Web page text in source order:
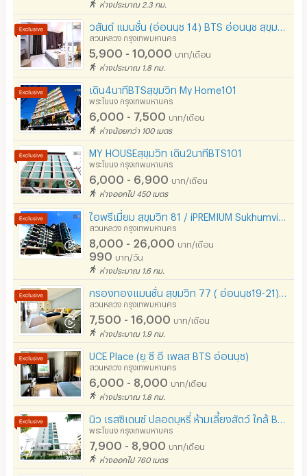
ห่างประมาณ 2.3 กม.
สวนหลวง กรุงเทพมหานคร
5,900 - 10,000 บาท/เดือน
ห่างประมาณ 1.8 กม.
เดิน4นาทีBTSสุขุมวิท My Home101
พระโขนง กรุงเทพมหานคร
6,000 - 7,500 บาท/เดือน
ห่างน้อยกว่า 100 เมตร
MY HOUSEสุขุมวิท เดิน2นาทีBTS101
พระโขนง กรุงเทพมหานคร
6,000 - 6,900 บาท/เดือน
ห่างออกไป 450 เมตร
สวนหลวง กรุงเทพมหานคร
8,000 - 26,000 บาท/เดือน
990 บาท/วัน
ห่างประมาณ 1.6 กม.
สวนหลวง กรุงเทพมหานคร
7,500 - 16,000 บาท/เดือน
ห่างประมาณ 1.9 กม.
UCE Place (ยู ซี อี เพลส BTS อ่อนนุช)
สวนหลวง กรุงเทพมหานคร
6,000 - 8,000 บาท/เดือน
ห่างประมาณ 1.8 กม.
พระโขนง กรุงเทพมหานคร
7,900 - 8,900 บาท/เดือน
ห่างออกไป 760 เมตร